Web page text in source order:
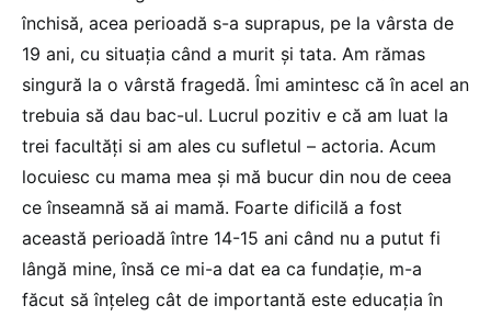
închisă, acea perioadă s-a suprapus, pe la vârsta de
19 ani, cu situația când a murit și tata. Am rămas
singură la o vârstă fragedă. Îmi amintesc că în acel an
trebuia să dau bac-ul. Lucrul pozitiv e că am luat la
trei facultăți si am ales cu sufletul – actoria. Acum
locuiesc cu mama mea și mă bucur din nou de ceea
ce înseamnă să ai mamă. Foarte dificilă a fost
această perioadă între 14-15 ani când nu a putut fi
lângă mine, însă ce mi-a dat ea ca fundație, m-a
făcut să înțeleg cât de importantă este educația în